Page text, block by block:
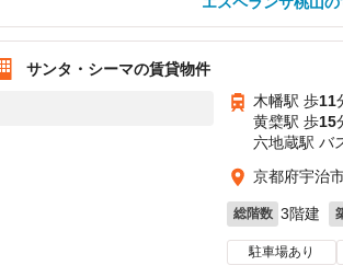
サンタ・シーマの賃貸物件
木幡駅 歩11
黄檗駅 歩15
六地蔵駅 バ
京都府宇治
総階数 3階建
駐車場あり